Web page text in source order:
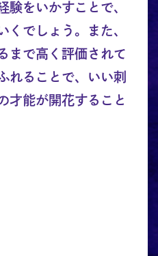
験をいかすことで、
くでしょう。また、
まで高く評価されて
れることで、いい刺
才能が開花すること